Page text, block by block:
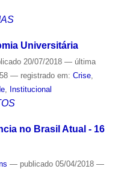
Universitária
20/07/2018 — última
— registrado em: Crise,
, Institucional
no Brasil Atual - 16
— publicado05/04/2018 —